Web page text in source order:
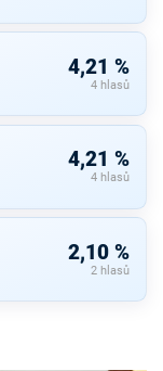
4,21 %
4 hlasů
4,21 %
4 hlasů
2,10 %
2 hlasů